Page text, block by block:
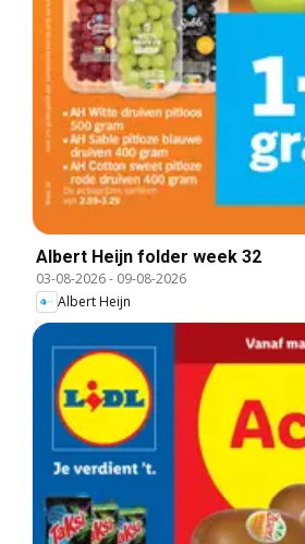
Albert Heijn folder week 32
03-08-2026- 09-08-2026
Albert Heijn